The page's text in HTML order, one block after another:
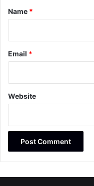
*
Name *
Email *
Website